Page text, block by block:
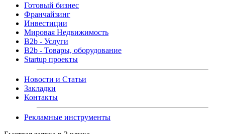
Готовый бизнес
Франчайзинг
Инвестиции
Мировая Недвижимость
B2b - Услуги
B2b - Товары, оборудование
Startup проекты
Новости и Статьи
Закладки
Контакты
Рекламные инструменты